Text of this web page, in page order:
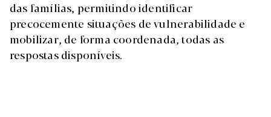
das famílias, permitindo identificar
precocemente situações de vulnerabilidade e
mobilizar, de forma coordenada, todas as
respostas disponíveis.